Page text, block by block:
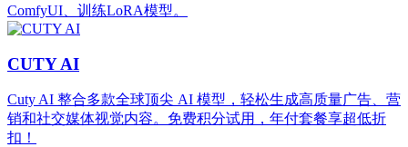
ComfyUI、训练LoRA模型。
CUTY AI
Cuty AI 整合多款全球顶尖 AI 模型，轻松生成高质量广告、营
销和社交媒体视觉内容。免费积分试用，年付套餐享超低折
扣！